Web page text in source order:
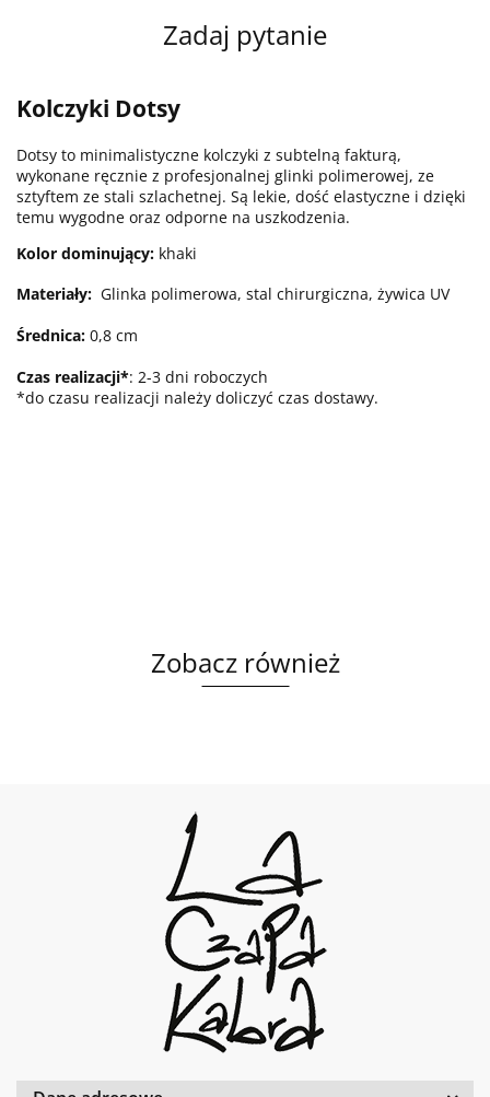
Zadaj pytanie
Kolczyki Dotsy
Dotsy to minimalistyczne kolczyki z subtelną fakturą,
wykonane ręcznie z profesjonalnej glinki polimerowej, ze
sztyftem ze stali szlachetnej. Są lekie, dość elastyczne i dzięki
temu wygodne oraz odporne na uszkodzenia.
Kolor dominujący: khaki
Materiały: Glinka polimerowa, stal chirurgiczna, żywica UV
Średnica: 0,8 cm
Czas realizacji*: 2-3 dni roboczych
*do czasu realizacji należy doliczyć czas dostawy.
Zobacz również